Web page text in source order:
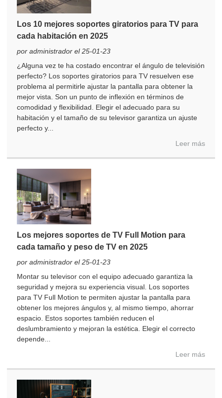
Los 10 mejores soportes giratorios para TV para
cada habitación en 2025
por administrador el 25-01-23
¿Alguna vez te ha costado encontrar el ángulo de televisión
perfecto? Los soportes giratorios para TV resuelven ese
problema al permitirle ajustar la pantalla para obtener la
mejor vista. Son un punto de inflexión en términos de
comodidad y flexibilidad. Elegir el adecuado para su
habitación y el tamaño de su televisor garantiza un ajuste
perfecto y...
Leer más
Los mejores soportes de TV Full Motion para
cada tamaño y peso de TV en 2025
por administrador el 25-01-23
Montar su televisor con el equipo adecuado garantiza la
seguridad y mejora su experiencia visual. Los soportes
para TV Full Motion te permiten ajustar la pantalla para
obtener los mejores ángulos y, al mismo tiempo, ahorrar
espacio. Estos soportes también reducen el
deslumbramiento y mejoran la estética. Elegir el correcto
depende...
Leer más